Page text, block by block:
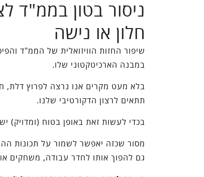
ניסור בטון בממ"ד
חלון או נישה
שיפור החזות הוויזואלית של הממ"ד
במבנה הארכיטקטוני שלו.
בלא מעט מקרים אנו נרצה לפרוץ דלת,
תתאים לרצון הדקורטיבי שלנו.
בכדי לעשות זאת באופן בטוח (ומדויק)
מסור שכזה יאפשר לשמור על תכונות
גם להפוך אותו לחדר עבודה, משחקים